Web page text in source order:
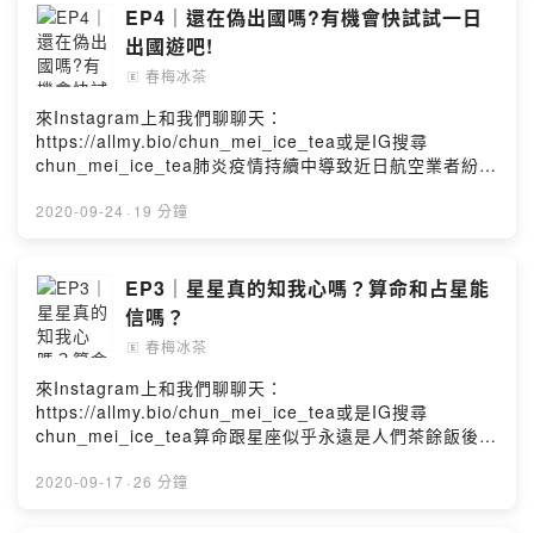
歡迎聽聽我們這集的內容並和我們一起討論唷！00:01:06
“超進度”進入婚姻00:02:17 植劇場, 荼蘼00:03:57 女性成
就透過工作00:04:42 不急著結婚00:05:16 冰對婚姻是否
有憧憬00:05:42 被日劇/動畫影響, 志向是當家庭主婦
00:07:26 女性剛開始探索世界, 生理已成熟00:08:30 錯誤
婚姻，未婚快樂00:09:07 被逼婚？00:11:05 隔代教養
00:12:30 想生男生/生女00:14:25 凍卵計畫00:14:54 關
注育兒議題00:16:15 養兒防老觀念00:17:20 欣賞藝人感
情觀00:18:07 差點閃婚的經驗00:21:30 先成家？先立
Powered by Firstory Hosting
EP4｜還在偽出國嗎?有機會快試試一日
出國遊吧!
🄴 春梅冰茶
來Instagram上和我們聊聊天：
https://allmy.bio/chun_mei_ice_tea或是IG搜尋
chun_mei_ice_tea肺炎疫情持續中導致近日航空業者紛紛
日遊其他國家嗎?畢竟人不瘋狂枉少年麻!在一次的因緣際
單。00:01:07 喜歡一日遊00:01:24 一日澳門00:01:50 一
日遊動機/真的排不出假00:02:42 去過哪些國家一日遊
00:03:19 17年1月創團， 6月才成行00:03:37 澳門一日
遊感想00:04:02 沒花錢一直搭接駁車00:04:15 換一堆港
幣根本用不完00:04:30 沒帶腦廢物組/網路組00:04:45 澳
門景點（大三巴）00:05:15 亂買食物（榴槤冰）00:05:50
邊爬邊流汗的澳門00:07:07 一日遊香港（地鐵九宮格）
00:07:40 海山樓（變形金剛/狂歐逆拆布條拍網美照）
00:08:30 吃蘭芳園體驗港式服務00:09:15 長榮新機787
2020-09-24 · 19 分鐘
EP3｜星星真的知我心嗎？算命和占星能
信嗎？
🄴 春梅冰茶
來Instagram上和我們聊聊天：
https://allmy.bio/chun_mei_ice_tea或是IG搜尋
chun_mei_ice_tea算命跟星座似乎永遠是人們茶餘飯後尬
守星座運勢，相信跟著星象走日子會更順遂，只差沒有看
2020-09-17 · 26 分鐘